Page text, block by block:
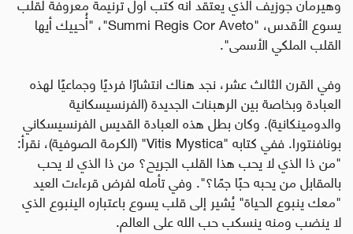
يسوع الأقدس، "Summi Regis Cor Aveto"، "أُحييك أيها
القلب الملكي الأسمى".
وفي القرن الثالث عشر، نجد هناك انتشارًا فرديًا وجماعيًا لهذه
العبادة وبخاصة بين الرهبنات الجديدة (الفرنسيسكانية
والدومينكانية). وكان بطل هذه العبادة القديس الفرنسيسكاني
بونافنتورا. ففي كتابه"Vitis Mystica" (الكرمة الصوفية)، نقرأ:
"من ذا الذي لا يحب هذا القلب الجريح؟ من ذا الذي لا يحب
بالمقابل من يحبه حبًا جمًا؟". وفي تأمله لفرض قرءاءت العيد
"معك ينبوع الحياة" يُشير إلى قلب يسوع باعتباره الينبوع الذي
لا ينضب ومنه ينسكب حب الله على العالم.